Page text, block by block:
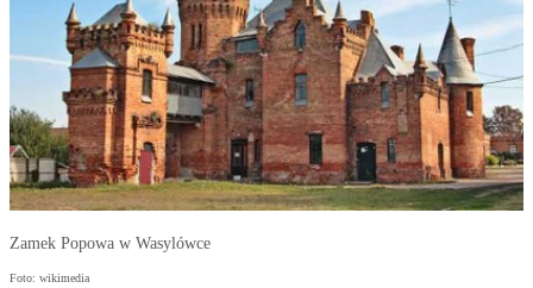
Zamek Popowa w Wasylówce
Foto: wikimedia